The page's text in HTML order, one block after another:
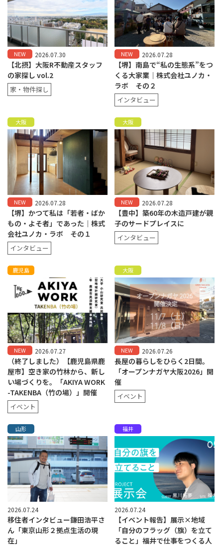
NEW 2026.07.30
【北摂】大阪R不動産スタッフ
の家探し vol.2
家・物件探し
NEW 2026.07.28
【堺】南島で“私の生態系”をつ
くる大家業｜株式会社ユノカ・
ラボ その２
インタビュー
大阪
NEW 2026.07.28
【堺】かつて私は「若者・ばか
もの・よそ者」であった｜株式
会社ユノカ・ラボ その１
インタビュー
大阪
NEW 2026.07.28
【豊中】築60年の木造戸建が親
子のサードプレイスに
インタビュー
鹿児島
NEW 2026.07.27
（終了しました）【鹿児島県鹿
屋市】空き家の竹林から、新し
い場づくりを。「AKIYA WORK
-TAKENBA（竹の場）」開催
イベント
大阪
NEW 2026.07.26
長屋の暮らしをひらく2日間。
「オープンナガヤ大阪2026」開
催
イベント
山形
2026.07.24
移住者インタビュー鎌田浩平さ
ん「東京山形２拠点生活の現
在」
福井
2026.07.24
【イベント報告】展示×地域
「自分のフラッグ（旗）を立て
ること」福井で仕事をつくる人